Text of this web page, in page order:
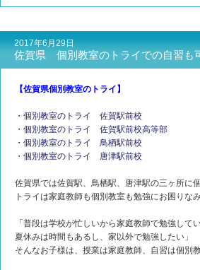
2017年6月29日
佐賀県 個別教室のトライでの自習も
【佐賀県個別教室のトライ】
・個別教室のトライ 佐賀駅前校
・個別教室のトライ 佐賀駅前校高等部
・個別教室のトライ 鳥栖駅前校
・個別教室のトライ 唐津駅前校
佐賀県では佐賀駅、鳥栖駅、唐津駅の三ヶ所に
トライは家庭教師も個別教室も勉強にお困りな
「普段は学校が忙しいから家庭教師で勉強して
夏休みは時間もあるし、家以外で勉強したい」
そんなお子様は、授業は家庭教師、自習は個別